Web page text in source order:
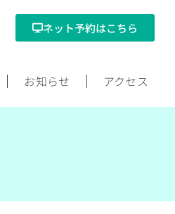
ネット予約はこちら
お知らせ アクセス